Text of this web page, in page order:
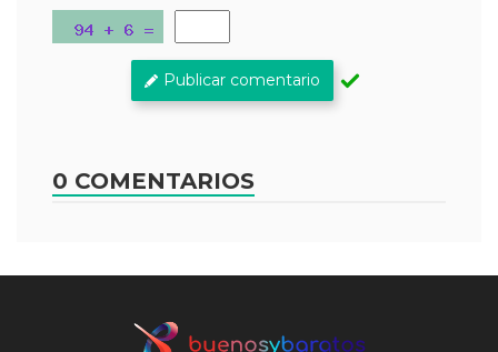
Publicar comentario
0 COMENTARIOS